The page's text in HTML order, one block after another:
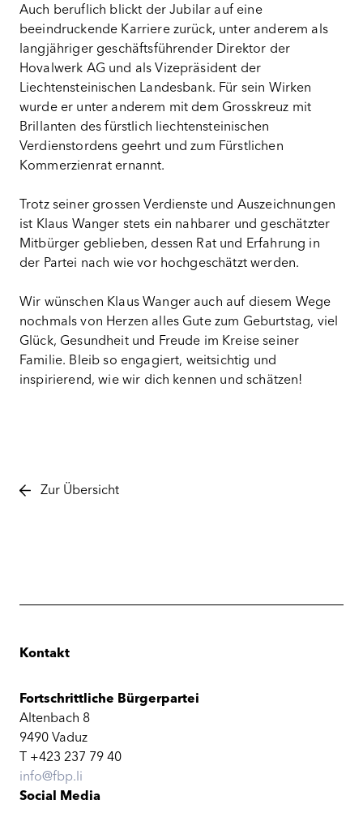
Auch beruflich blickt der Jubilar auf eine
beeindruckende Karriere zurück, unter anderem als
langjähriger geschäftsführender Direktor der
Hovalwerk AG und als Vizepräsident der
Liechtensteinischen Landesbank. Für sein Wirken
wurde er unter anderem mit dem Grosskreuz mit
Brillanten des fürstlich liechtensteinischen
Verdienstordens geehrt und zum Fürstlichen
Kommerzienrat ernannt.
Trotz seiner grossen Verdienste und Auszeichnungen
ist Klaus Wanger stets ein nahbarer und geschätzter
Mitbürger geblieben, dessen Rat und Erfahrung in
der Partei nach wie vor hochgeschätzt werden.
Wir wünschen Klaus Wanger auch auf diesem Wege
nochmals von Herzen alles Gute zum Geburtstag, viel
Glück, Gesundheit und Freude im Kreise seiner
Familie. Bleib so engagiert, weitsichtig und
inspirierend, wie wir dich kennen und schätzen!
Zur Übersicht
Kontakt
Fortschrittliche Bürgerpartei
Altenbach 8
9490 Vaduz
T +423 237 79 40
info@fbp.li
Social Media